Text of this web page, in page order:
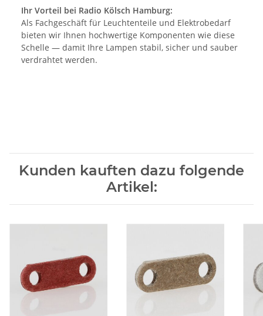
Ihr Vorteil bei Radio Kölsch Hamburg:
Als Fachgeschäft für Leuchtenteile und Elektrobedarf
bieten wir Ihnen hochwertige Komponenten wie diese
Schelle — damit Ihre Lampen stabil, sicher und sauber
verdrahtet werden.
Kunden kauften dazu folgende
Artikel: